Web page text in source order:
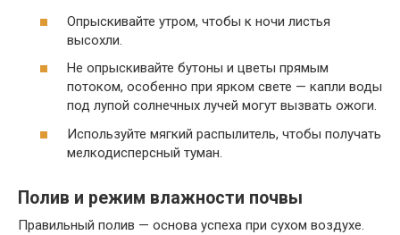
Опрыскивайте утром, чтобы к ночи листья
высохли.
Не опрыскивайте бутоны и цветы прямым
потоком, особенно при ярком свете — капли воды
под лупой солнечных лучей могут вызвать ожоги.
Используйте мягкий распылитель, чтобы получать
мелкодисперсный туман.
Полив и режим влажности почвы
Правильный полив — основа успеха при сухом воздухе.